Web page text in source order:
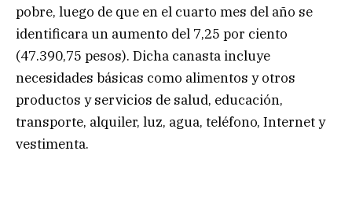
pobre, luego de que en el cuarto mes del año se
identificara un aumento del 7,25 por ciento
(47.390,75 pesos). Dicha canasta incluye
necesidades básicas como alimentos y otros
productos y servicios de salud, educación,
transporte, alquiler, luz, agua, teléfono, Internet y
vestimenta.